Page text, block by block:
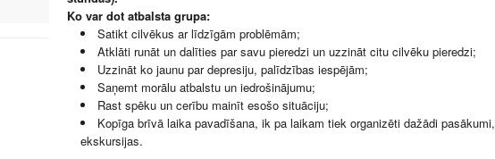
Ko var dot atbalsta grupa:
Satikt cilvēkus ar līdzīgām problēmām;
Atklāti runāt un dalīties par savu pieredzi un uzzināt citu cilvēku pieredzi;
Uzzināt ko jaunu par depresiju, palīdzības iespējām;
Saņemt morālu atbalstu un iedrošinājumu;
Rast spēku un cerību mainīt esošo situāciju;
Kopīga brīvā laika pavadīšana, ik pa laikam tiek organizēti dažādi pasākumi,
ekskursijas.